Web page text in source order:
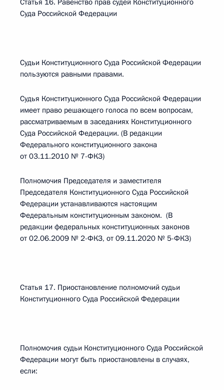
Статья 16. Равенство прав судей Конституционного
Суда Российской Федерации
Судьи Конституционного Суда Российской Федерации
пользуются равными правами.
Судья Конституционного Суда Российской Федерации
имеет право решающего голоса по всем вопросам,
рассматриваемым в заседаниях Конституционного
Суда Российской Федерации. (В редакции
Федерального конституционного закона
от 03.11.2010 № 7-ФКЗ)
Полномочия Председателя и заместителя
Председателя Конституционного Суда Российской
Федерации устанавливаются настоящим
Федеральным конституционным законом. (В
редакции федеральных конституционных законов
от 02.06.2009 № 2-ФКЗ, от 09.11.2020 № 5-ФКЗ)
Статья 17. Приостановление полномочий судьи
Конституционного Суда Российской Федерации
Полномочия судьи Конституционного Суда Российской
Федерации могут быть приостановлены в случаях,
если: